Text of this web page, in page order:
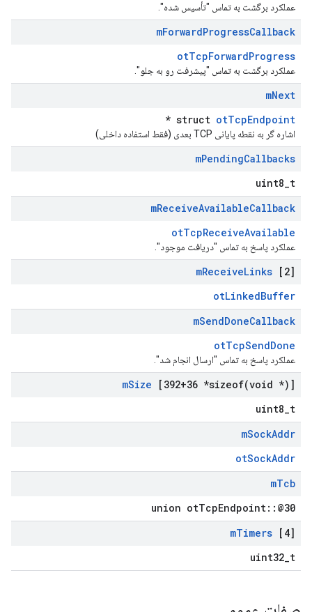
عملکرد برگشت به تماس "تأسیس شده".
mForwardProgressCallback
otTcpForwardProgress
عملکرد برگشت به تماس "پیشرفت رو به جلو".
mNext
struct otTcpEndpoint
*
اشاره گر به نقطه پایانی TCP بعدی (فقط استفاده داخلی)
mPendingCallbacks
uint8_t
mReceiveAvailableCallback
otTcpReceiveAvailable
عملکرد پاسخ به تماس "دریافت موجود".
mReceiveLinks [2]
otLinkedBuffer
mSendDoneCallback
otTcpSendDone
عملکرد پاسخ به تماس "ارسال انجام شد".
mSize [392+36 *sizeof(void *)]
uint8_t
mSockAddr
otSockAddr
mTcb
union otTcpEndpoint::@30
mTimers [4]
uint32_t